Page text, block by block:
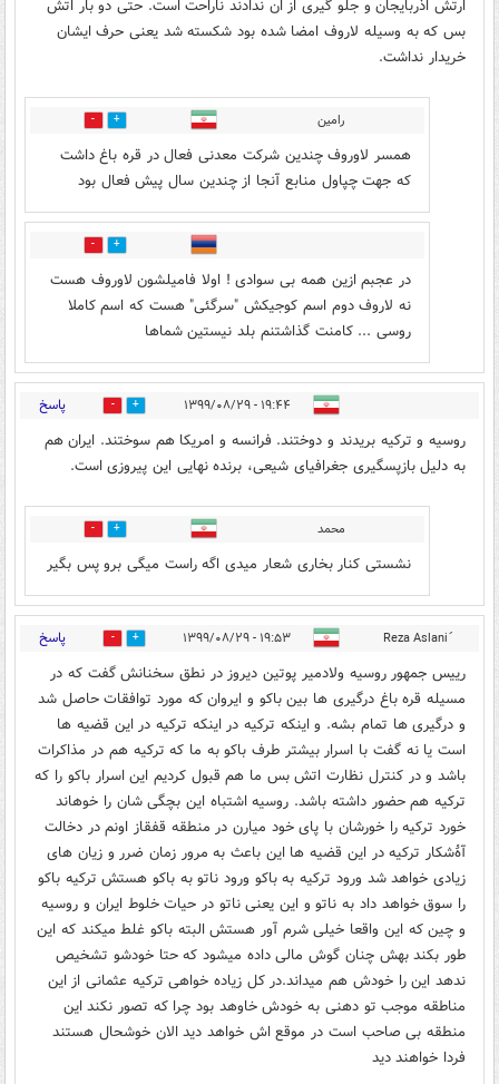
ارتش اذربایجان و جلو گیری از ان ندادند ناراحت است. حتی دو بار اتش
بس که به وسیله لاروف امضا شده بود شکسته شد یعنی حرف ایشان
خریدار نداشت.
رامین 5
همسر لاوروف چندین شرکت معدنی فعال در قره باغ داشت
که جهت چپاول منابع آنجا از چندین سال پیش فعال بود
1
در عجبم ازین همه بی سوادی ! اولا فامیلشون لاوروف هست
نه لاروف دوم اسم کوجیکش "سرگئی" هست که اسم کاملا
روسی ... کامنت گذاشتنم بلد نیستین شماها
۱۹:۴۴ - ۱۳۹۹/۰۸/۲۹ 14 پاسخ
روسیه و ترکیه بریدند و دوختند. فرانسه و امریکا هم سوختند. ایران هم
به دلیل بازپسگیری جغرافیای شیعی، برنده نهایی این پیروزی است.
محمد 0
نشستی کنار بخاری شعار میدی اگه راست میگی برو پس بگیر
۱۹:۵۳ - ۱۳۹۹/۰۸/۲۹ 2 پاسخ
رییس جمهور روسیه ولادمیر پوتین دیروز در نطق سخنانش گفت که در
مسیله قره باغ درگیری ها بین باکو و ایروان که مورد توافقات حاصل شد
و درگیری ها تمام بشه. و اینکه ترکیه در اینکه ترکیه در این قضیه ها
است یا نه گفت با اسرار بیشتر طرف باکو به ما که ترکیه هم در مذاکرات
باشد و در کنترل نظارت اتش بس ما هم قبول کردیم این اسرار باکو را که
ترکیه هم حضور داشته باشد. روسیه اشتباه این بچگی شان را خوهاند
خورد ترکیه را خورشان با پای خود میارن در منطقه قفقاز اونم در دخالت
آۀشکار ترکیه در این قضیه ها این باعث به مرور زمان ضرر و زیان های
زیادی خواهد شد ورود ترکیه به باکو ورود ناتو به باکو هستش ترکیه باکو
را سوق خواهد داد به ناتو و این یعنی ناتو در حیات خلوط ایران و روسیه
و چین که این واقعا خیلی شرم آور هستش البته باکو غلط میکند که این
طور بکند بهش چنان گوش مالی داده میشود که حتا خودشو تشخیص
ندهد این را خودش هم میداند.در کل زیاده خواهی ترکیه عثمانی از این
مناطقه موجب تو دهنی به خودش خاوهد بود چرا که تصور نکند این
منطقه بی صاحب است در موقع اش خواهد دید الان خوشحال هستند
فردا خواهند دید